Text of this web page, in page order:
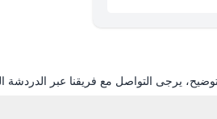
يرجى التواصل مع فريقنا عبر الدردشة